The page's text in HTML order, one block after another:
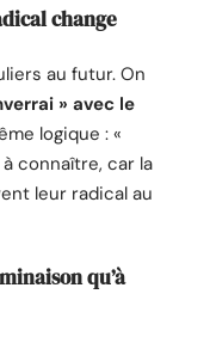
change
au futur. On
» avec le
logique : «
connaître, car la
leur radical au
qu’à